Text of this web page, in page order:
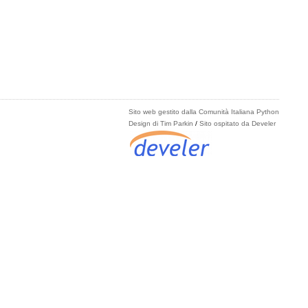
Sito web gestito dalla Comunità Italiana Python
Design di Tim Parkin /Sito ospitato da Develer